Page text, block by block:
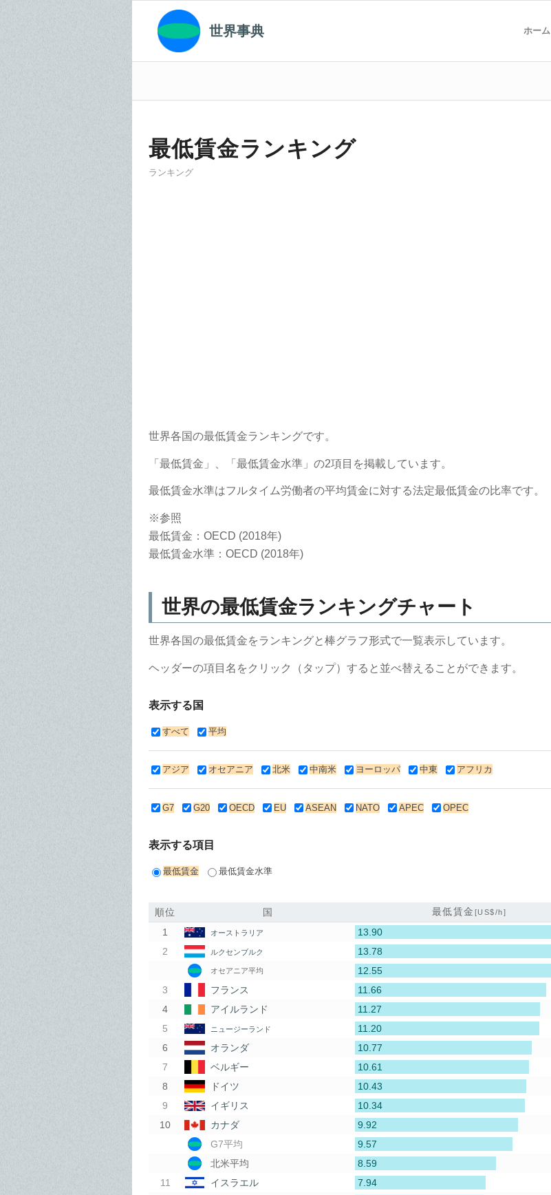
世界事典 ホーム
最低賃金ランキング
ランキング
世界各国の最低賃金ランキングです。
「最低賃金」、「最低賃金水準」の2項目を掲載しています。
最低賃金水準はフルタイム労働者の平均賃金に対する法定最低賃金の比率です。
※参照
最低賃金：OECD (2018年)
最低賃金水準：OECD (2018年)
世界の最低賃金ランキングチャート
世界各国の最低賃金をランキングと棒グラフ形式で一覧表示しています。
ヘッダーの項目名をクリック（タップ）すると並べ替えることができます。
表示する国
すべて 平均
アジア オセアニア 北米 中南米 ヨーロッパ 中東 アフリカ
G7 G20 OECD EU ASEAN NATO APEC OPEC
表示する項目
最低賃金 最低賃金水準
順位 国 最低賃金 [US$/h]
オーストラリア 13.90
ルクセンブルク 13.78
オセアニア平均
12.55
フランス
11.66
アイルランド
11.27
ニュージーランド
11.20
オランダ
10.77
ベルギー
10.61
ドイツ
10.43
イギリス
10.34
カナダ
9.92
G7平均
9.57
北米平均
8.59
イスラエル
7.94